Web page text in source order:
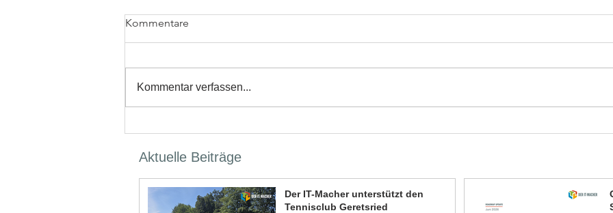
Kommentare
Kommentar verfassen...
Aktuelle Beiträge
Der IT-Macher unterstützt den
Tennisclub Geretsried